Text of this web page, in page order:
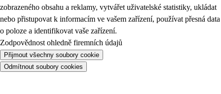
zobrazeného obsahu a reklamy, vytvářet uživatelské statistiky, ukládat
nebo přistupovat k informacím ve vašem zařízení, používat přesná data
o poloze a identifikovat vaše zařízení.
Zodpovědnost ohledně firemních údajů
Přijmout všechny soubory cookie
Odmítnout soubory cookies